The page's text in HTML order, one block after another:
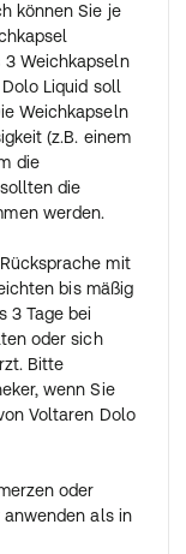
können Sie je
3 Weichkapseln
Liquid soll
Weichkapseln
(z.B. einem
die
die
werden.
mit
bis mäßig
3 Tage bei
oder sich
Bitte
wenn Sie
Voltaren Dolo
oder
als in